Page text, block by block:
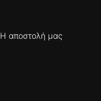
Η αποστολή μας